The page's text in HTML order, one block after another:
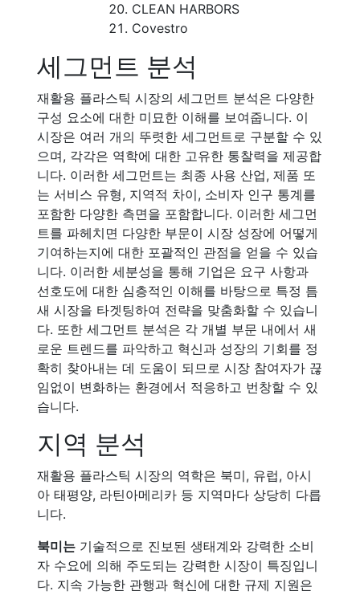
CLEAN HARBORS
Covestro
세그먼트 분석
재활용 플라스틱 시장의 세그먼트 분석은 다양한
구성 요소에 대한 미묘한 이해를 보여줍니다. 이
시장은 여러 개의 뚜렷한 세그먼트로 구분할 수 있
으며, 각각은 역학에 대한 고유한 통찰력을 제공합
니다. 이러한 세그먼트는 최종 사용 산업, 제품 또
는 서비스 유형, 지역적 차이, 소비자 인구 통계를
포함한 다양한 측면을 포함합니다. 이러한 세그먼
트를 파헤치면 다양한 부문이 시장 성장에 어떻게
기여하는지에 대한 포괄적인 관점을 얻을 수 있습
니다. 이러한 세분성을 통해 기업은 요구 사항과
선호도에 대한 심층적인 이해를 바탕으로 특정 틈
새 시장을 타겟팅하여 전략을 맞춤화할 수 있습니
다. 또한 세그먼트 분석은 각 개별 부문 내에서 새
로운 트렌드를 파악하고 혁신과 성장의 기회를 정
확히 찾아내는 데 도움이 되므로 시장 참여자가 끊
임없이 변화하는 환경에서 적응하고 번창할 수 있
습니다.
지역 분석
재활용 플라스틱 시장의 역학은 북미, 유럽, 아시
아 태평양, 라틴아메리카 등 지역마다 상당히 다릅
니다.
북미는 기술적으로 진보된 생태계와 강력한 소비
자 수요에 의해 주도되는 강력한 시장이 특징입니
다. 지속 가능한 관행과 혁신에 대한 규제 지원은